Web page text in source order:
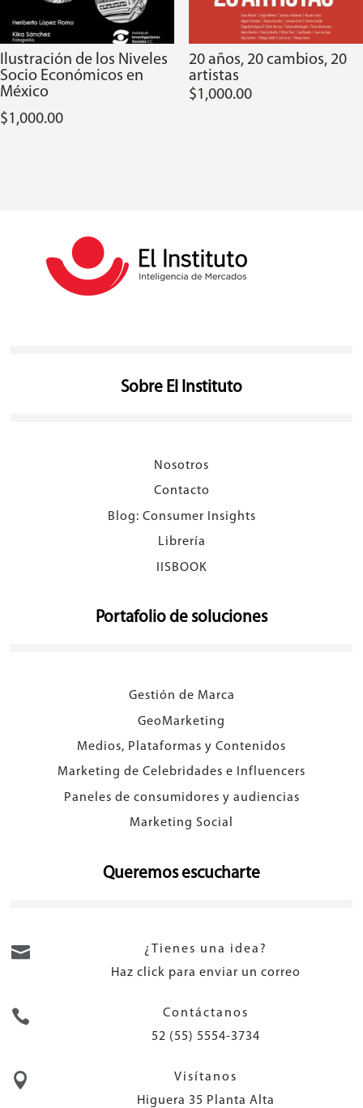
Ilustración de los Niveles
Socio Económicos en
México
$1,000.00
20 años, 20 cambios, 20
artistas
$1,000.00
Sobre El Instituto
Nosotros
Contacto
Blog: Consumer Insights
Librería
IISBOOK
Portafolio de soluciones
Gestión de Marca
GeoMarketing
Medios, Plataformas y Contenidos
Marketing de Celebridades e Influencers
Paneles de consumidores y audiencias
Marketing Social
Queremos escucharte

¿Tienes una idea?
Haz click para enviar un correo

Contáctanos
52 (55) 5554-3734

Visítanos
Higuera 35 Planta Alta